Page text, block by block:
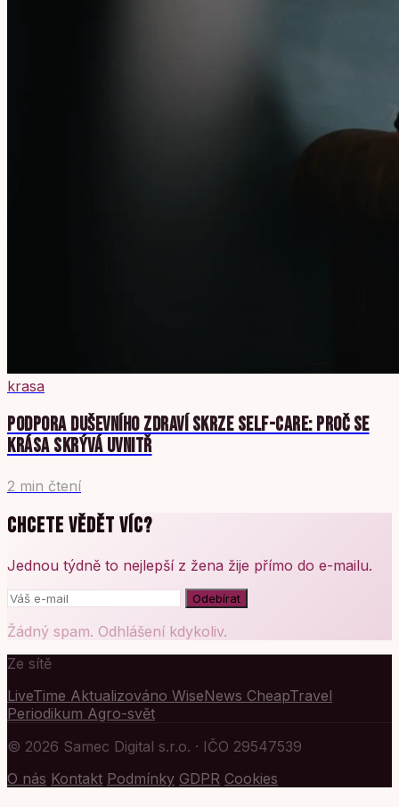
krasa
PODPORA DUŠEVNÍHO ZDRAVÍ SKRZE SELF-CARE: PROČ SE
KRÁSA SKRÝVÁ UVNITŘ
2 min čtení
CHCETE VĚDĚT VÍC?
Jednou týdně to nejlepší z žena žije přímo do e-mailu.
Odebírat
Žádný spam. Odhlášení kdykoliv.
Ze sítě
LiveTime Aktualizováno WiseNews CheapTravel
Periodikum Agro-svět
© 2026 Samec Digital s.r.o. · IČO 29547539
O nás Kontakt Podmínky GDPR Cookies